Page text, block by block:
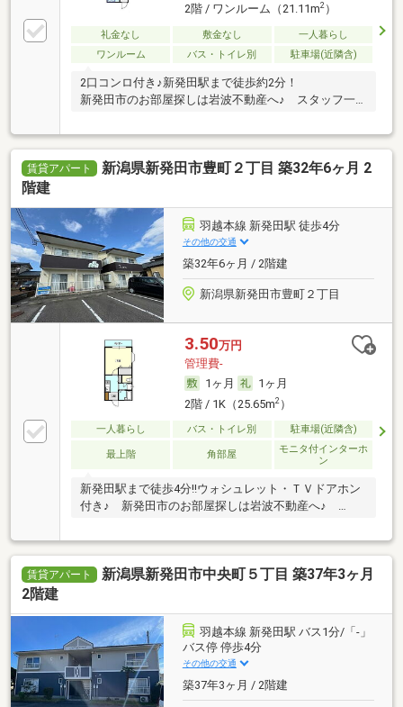
2階 / ワンルーム（21.11m2）
礼金なし 敷金なし
一人暮らし
ワンルーム
バス・トイレ別 駐車場(近隣含)
2口コンロ付き♪新発田駅まで徒歩約2分！
新発田市のお部屋探しは岩波不動産へ♪ スタッフ一…
賃貸アパート
新潟県新発田市豊町２丁目 築32年6ヶ月 2
階建
羽越本線 新発田駅 徒歩4分
その他の交通
築32年6ヶ月 / 2階建
新潟県新発田市豊町２丁目
3.50万円
管理費-
1ヶ月
1ヶ月
2階 / 1K（25.65m2）
一人暮らし バス・トイレ別 駐車場(近隣含)
最上階 角部屋
モニタ付インターホ
ン
新発田駅まで徒歩4分!!ウォシュレット・ＴＶドアホン
付き♪ 新発田市のお部屋探しは岩波不動産へ♪ …
賃貸アパート
新潟県新発田市中央町５丁目 築37年3ヶ月
2階建
羽越本線 新発田駅 バス1分/「-」
バス停 停歩4分
その他の交通
築37年3ヶ月 / 2階建